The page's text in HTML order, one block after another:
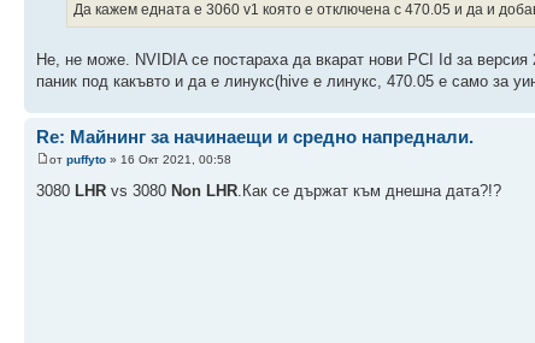
Да кажем едната е 3060 v1 която е отключена с 470.05 и да и
Не, не може. NVIDIA се постараха да вкарат нови PCI Id за
паник под какъвто и да е линукс(hive е линукс, 470.05 е само за
Re: Майнинг за начинаещи и средно напреднали.
от puffyto » 16 Окт 2021, 00:58
3080 LHR vs 3080 Non LHR.Как се държат към днешна дата?!?